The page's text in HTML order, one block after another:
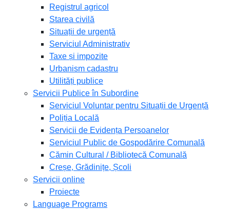
Registrul agricol
Starea civilă
Situații de urgență
Serviciul Administrativ
Taxe și impozite
Urbanism cadastru
Utilități publice
Servicii Publice în Subordine
Serviciul Voluntar pentru Situații de Urgență
Poliția Locală
Servicii de Evidența Persoanelor
Serviciul Public de Gospodărire Comunală
Cămin Cultural / Bibliotecă Comunală
Creșe, Grădinițe, Școli
Servicii online
Proiecte
Language Programs